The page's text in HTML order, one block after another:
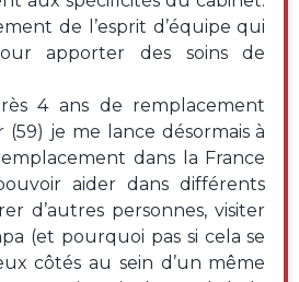
de l’esprit d’équipe qui
apporter des soins de
4 ans de remplacement
je me lance désormais à
dans la France
aider dans différents
d’autres personnes, visiter
(et pourquoi pas si cela se
côtés au sein d’un même